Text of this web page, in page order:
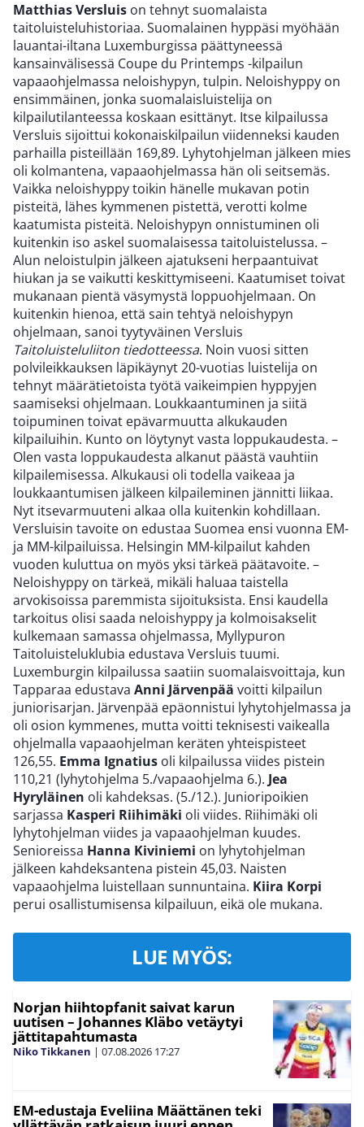
Matthias Versluis on tehnyt suomalaista
taitoluisteluhistoriaa. Suomalainen hyppäsi myöhään
lauantai-iltana Luxemburgissa päättyneessä
kansainvälisessä Coupe du Printemps -kilpailun
vapaaohjelmassa neloishypyn, tulpin. Neloishyppy on
ensimmäinen, jonka suomalaisluistelija on
kilpailutilanteessa koskaan esittänyt. Itse kilpailussa
Versluis sijoittui kokonaiskilpailun viidenneksi kauden
parhailla pisteillään 169,89. Lyhytohjelman jälkeen mies
oli kolmantena, vapaaohjelmassa hän oli seitsemäs.
Vaikka neloishyppy toikin hänelle mukavan potin
pisteitä, lähes kymmenen pistettä, verotti kolme
kaatumista pisteitä. Neloishypyn onnistuminen oli
kuitenkin iso askel suomalaisessa taitoluistelussa. –
Alun neloistulpin jälkeen ajatukseni herpaantuivat
hiukan ja se vaikutti keskittymiseeni. Kaatumiset toivat
mukanaan pientä väsymystä loppuohjelmaan. On
kuitenkin hienoa, että sain tehtyä neloishypyn
ohjelmaan, sanoi tyytyväinen Versluis
Taitoluisteluliiton tiedotteessa. Noin vuosi sitten
polvileikkauksen läpikäynyt 20-vuotias luistelija on
tehnyt määrätietoista työtä vaikeimpien hyppyjen
saamiseksi ohjelmaan. Loukkaantuminen ja siitä
toipuminen toivat epävarmuutta alkukauden
kilpailuihin. Kunto on löytynyt vasta loppukaudesta. –
Olen vasta loppukaudesta alkanut päästä vauhtiin
kilpailemisessa. Alkukausi oli todella vaikeaa ja
loukkaantumisen jälkeen kilpaileminen jännitti liikaa.
Nyt itsevarmuuteni alkaa olla kuitenkin kohdillaan.
Versluisin tavoite on edustaa Suomea ensi vuonna EM-
ja MM-kilpailuissa. Helsingin MM-kilpailut kahden
vuoden kuluttua on myös yksi tärkeä päätavoite. –
Neloishyppy on tärkeä, mikäli haluaa taistella
arvokisoissa paremmista sijoituksista. Ensi kaudella
tarkoitus olisi saada neloishyppy ja kolmoisakselit
kulkemaan samassa ohjelmassa, Myllypuron
Taitoluisteluklubia edustava Versluis tuumi.
Luxemburgin kilpailussa saatiin suomalaisvoittaja, kun
Tapparaa edustava Anni Järvenpää voitti kilpailun
juniorisarjan. Järvenpää epäonnistui lyhytohjelmassa ja
oli osion kymmenes, mutta voitti teknisesti vaikealla
ohjelmalla vapaaohjelman keräten yhteispisteet
126,55. Emma Ignatius oli kilpailussa viides pistein
110,21 (lyhytohjelma 5./vapaaohjelma 6.). Jea
Hyryläinen oli kahdeksas. (5./12.). Junioripoikien
sarjassa Kasperi Riihimäki oli viides. Riihimäki oli
lyhytohjelman viides ja vapaaohjelman kuudes.
Senioreissa Hanna Kiviniemi on lyhytohjelman
jälkeen kahdeksantena pistein 45,03. Naisten
vapaaohjelma luistellaan sunnuntaina. Kiira Korpi
perui osallistumisensa kilpailuun, eikä ole mukana.
LUE MYÖS:
Norjan hiihtopfanit saivat karun
uutisen – Johannes Kläbo vetäytyi
jättitapahtumasta
Niko Tikkanen | 07.08.2026 17:27
EM-edustaja Eveliina Määttänen teki